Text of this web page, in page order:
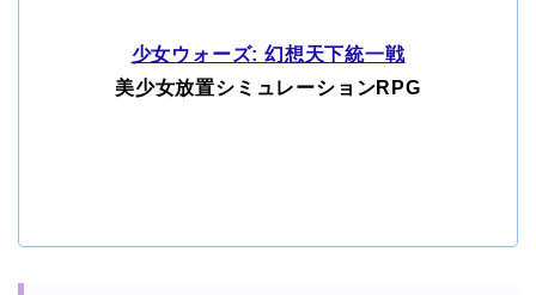
少女ウォーズ: 幻想天下統一戦
美少女放置シミュレーションRPG